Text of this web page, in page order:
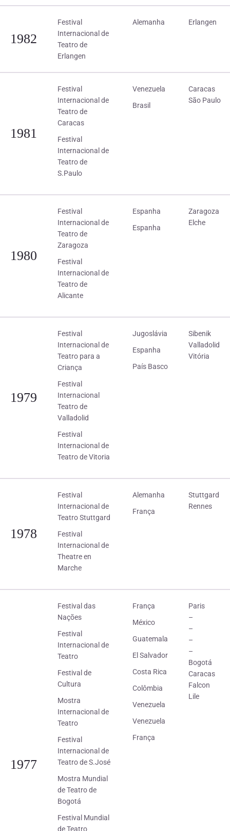
1982
Festival
Internacional de
Teatro de
Erlangen
Alemanha Erlangen
1981
Festival
Internacional de
Teatro de
Caracas
Festival
Internacional de
Teatro de
S.Paulo
Venezuela
Brasil
Caracas
São Paulo
1980
Festival
Internacional de
Teatro de
Zaragoza
Festival
Internacional de
Teatro de
Alicante
Espanha
Espanha
Zaragoza
Elche
1979
Festival
Internacional de
Teatro para a
Criança
Festival
Internacional
Teatro de
Valladolid
Festival
Internacional de
Teatro de Vitoria
Jugoslávia
Espanha
País Basco
Sibenik
Valladolid
Vitória
1978
Festival
Internacional de
Teatro Stuttgard
Festival
Internacional de
Theatre en
Marche
Alemanha
França
Stuttgard
Rennes
1977
Festival das
Nações
Festival
Internacional de
Teatro
Festival de
Cultura
Mostra
Internacional de
Teatro
Festival
Internacional de
Teatro de S.José
Mostra Mundial
de Teatro de
Bogotá
Festival Mundial
de Teatro
França
México
Guatemala
El Salvador
Costa Rica
Colômbia
Venezuela
Venezuela
França
Paris
–
–
–
–
Bogotá
Caracas
Falcon
Lile